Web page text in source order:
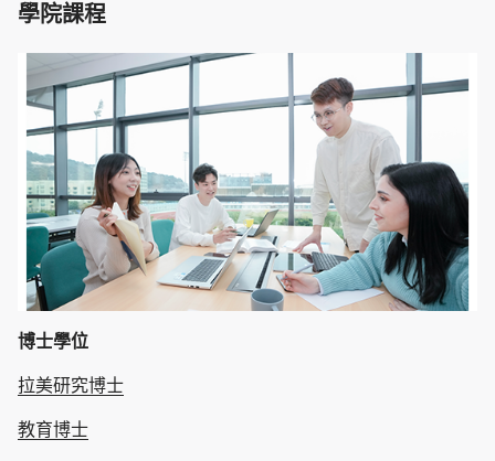
學院課程
博士學位
拉美研究博士
教育博士